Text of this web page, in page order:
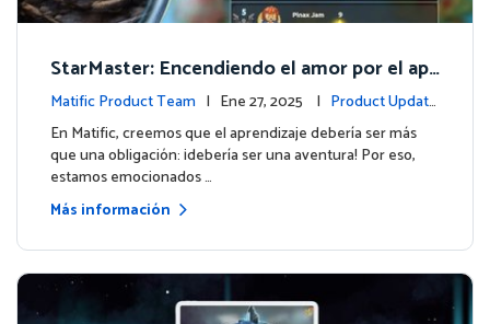
StarMaster: Encendiendo el amor por el apr
endizaje a través de la competencia amistos
a
Matific Product Team | Ene 27, 2025 | Product Update
s
En Matific, creemos que el aprendizaje debería ser más
que una obligación: ¡debería ser una aventura! Por eso,
estamos emocionados …
Más información